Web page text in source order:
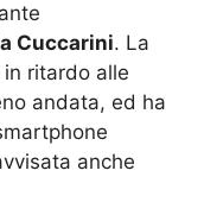
Cuccarini. La
ritardo alle
andata, ed ha
anche